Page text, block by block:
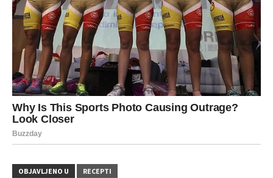
OBJAVLJENO U RECEPTI